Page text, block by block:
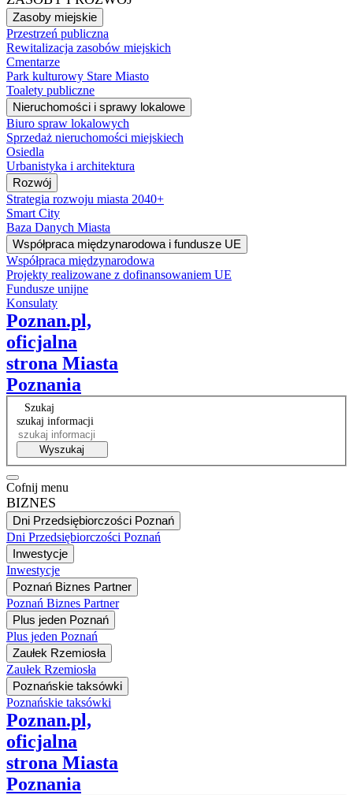
Zasoby miejskie
Przestrzeń publiczna
Rewitalizacja zasobów miejskich
Cmentarze
Park kulturowy Stare Miasto
Toalety publiczne
Nieruchomości i sprawy lokalowe
Biuro spraw lokalowych
Sprzedaż nieruchomości miejskiech
Osiedla
Urbanistyka i architektura
Rozwój
Strategia rozwoju miasta 2040+
Smart City
Baza Danych Miasta
Współpraca międzynarodowa i fundusze UE
Współpraca międzynarodowa
Projekty realizowane z dofinansowaniem UE
Fundusze unijne
Konsulaty
Poznan.pl,
oficjalna
strona Miasta
Poznania
Szukaj
szukaj informacji
Wyszukaj
Cofnij menu
BIZNES
Dni Przedsiębiorczości Poznań
Dni Przedsiębiorczości Poznań
Inwestycje
Inwestycje
Poznań Biznes Partner
Poznań Biznes Partner
Plus jeden Poznań
Plus jeden Poznań
Zaułek Rzemiosła
Zaułek Rzemiosła
Poznańskie taksówki
Poznańskie taksówki
Poznan.pl,
oficjalna
strona Miasta
Poznania